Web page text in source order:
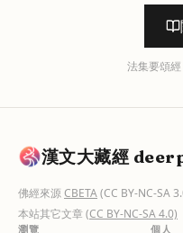
法集要頌經
漢文大藏經
佛經來源CBETA(CC BY-NC-SA
本站其它文章(CC BY-NC-SA 4.0)
瀏覽 個人